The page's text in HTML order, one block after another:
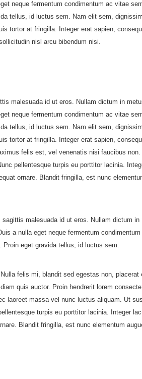
neque fermentum condimentum ac vitae
tellus, id luctus sem. Nam elit sem,
tortor at fringilla. Integer erat sapien,
nisl arcu bibendum nisi.
malesuada id ut eros. Nullam dictum in
neque fermentum condimentum ac vitae
tellus, id luctus sem. Nam elit sem,
tortor at fringilla. Integer erat sapien,
felis est, vel venenatis nisi faucibus
pellentesque turpis eu porttitor lacinia.
ornare. Blandit fringilla, est nunc
malesuada id ut eros. Nullam dictum
a nulla eget neque fermentum
eget gravida tellus, id luctus sem.
felis mi, blandit sed egestas non,
quis auctor. Proin hendrerit lorem
laoreet massa vel nunc luctus aliquam. Ut
turpis eu porttitor lacinia. Integer
Blandit fringilla, est nunc elementum